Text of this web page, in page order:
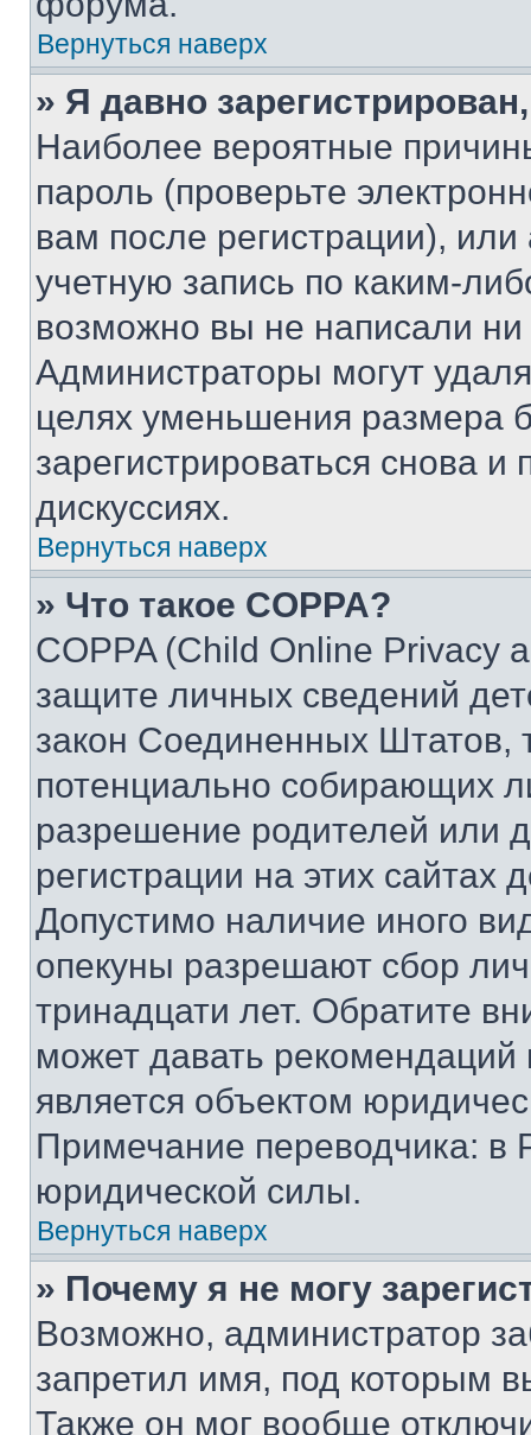
Вернуться наверх
» Я давно
Наиболее вероятные
пароль (проверьте
вам после регистрации),
учетную запись по каким-
возможно вы не написали
Администраторы могут
целях уменьшения размера
зарегистрироваться снова и
дискуссиях.
Вернуться наверх
» Что такое COPPA?
COPPA (Child Online Privacy
защите личных сведений
закон Соединенных Штатов,
потенциально собирающих
разрешение родителей или
регистрации на этих сайтах
Допустимо наличие иного
опекуны разрешают сбор
тринадцати лет. Обратите
может давать
является объектом
Примечание переводчика: в
юридической силы.
Вернуться наверх
» Почему я не могу
Возможно, администратор
запретил имя, под которым
Также он мог вообще